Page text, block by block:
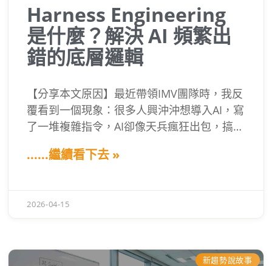
Harness Engineering
是什麼？解決 AI 頻繁出
錯的底層邏輯
【分享本文原因】最近帶領IMV團隊時，我反
覆看到一個現象：很多人興沖沖想導入AI，寫
了一堆複雜指令，AI卻像天兵瘋狂出包，搞到
AI聰不聰明，而是沒搞懂「Harness
關鍵，是一套管控系統，而不是神奇咒語。
......繼續看下去 »
2026-04-15
新趨勢說故事